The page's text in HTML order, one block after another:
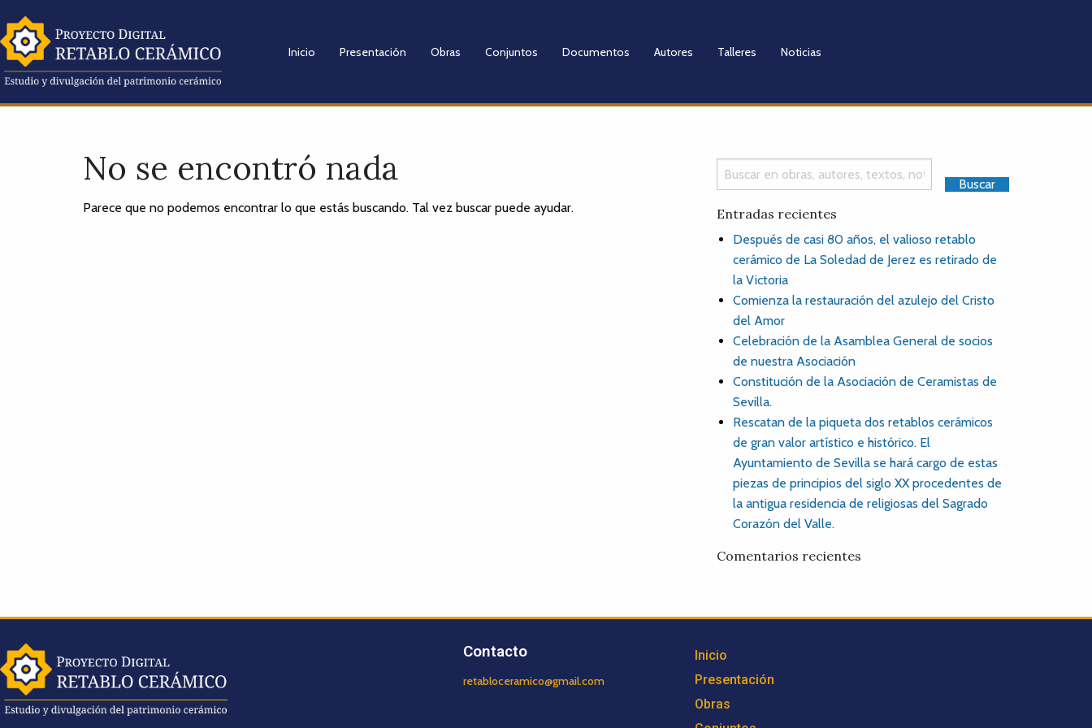
Inicio Presentación Obras Conjuntos Documentos Autores Talleres Noticias
No se encontró nada
Parece que no podemos encontrar lo que estás buscando. Tal vez buscar puede ayudar. Entradas recientes
Después de casi 80 años, el valioso retablo
cerámico de La Soledad de Jerez es retirado de
la Victoria
Comienza la restauración del azulejo del Cristo
del Amor
Celebración de la Asamblea General de socios
de nuestra Asociación
Constitución de la Asociación de Ceramistas de
Sevilla.
Rescatan de la piqueta dos retablos cerámicos
de gran valor artístico e histórico. El
Ayuntamiento de Sevilla se hará cargo de estas
piezas de principios del siglo XX procedentes de
la antigua residencia de religiosas del Sagrado
Corazón del Valle.
Comentarios recientes
Contacto
retabloceramico@gmail.com
Inicio
Presentación
Obras